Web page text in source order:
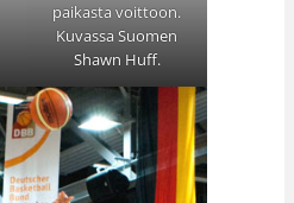
paikasta voittoon.
Kuvassa Suomen
Shawn Huff.